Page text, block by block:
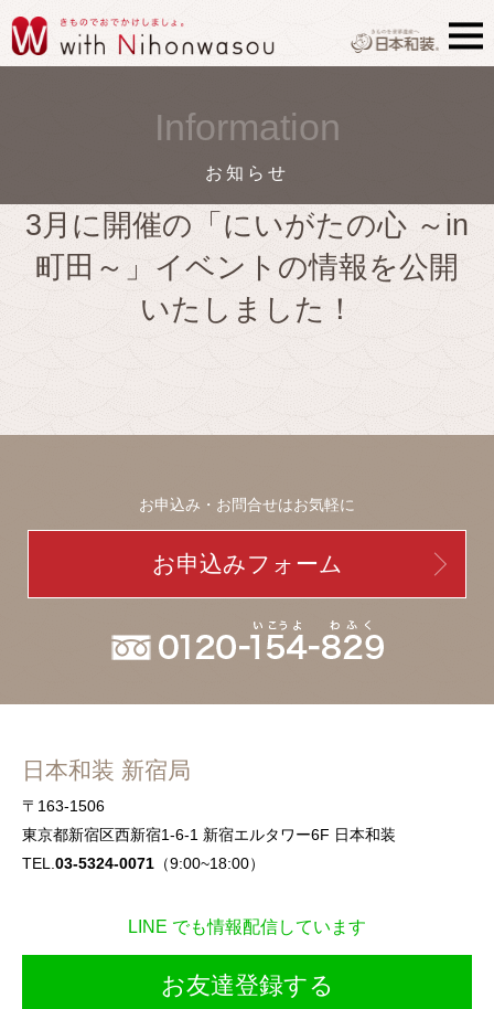
Information
お知らせ
3月に開催の「にいがたの心 ～in
町田～」イベントの情報を公開
いたしました！
お申込み・お問合せはお気軽に
お申込みフォーム
日本和装 新宿局
〒163-1506
東京都新宿区西新宿1-6-1 新宿エルタワー6F 日本和装
TEL. 03-5324-0071 （9:00~18:00）
LINE でも情報配信しています
お友達登録する